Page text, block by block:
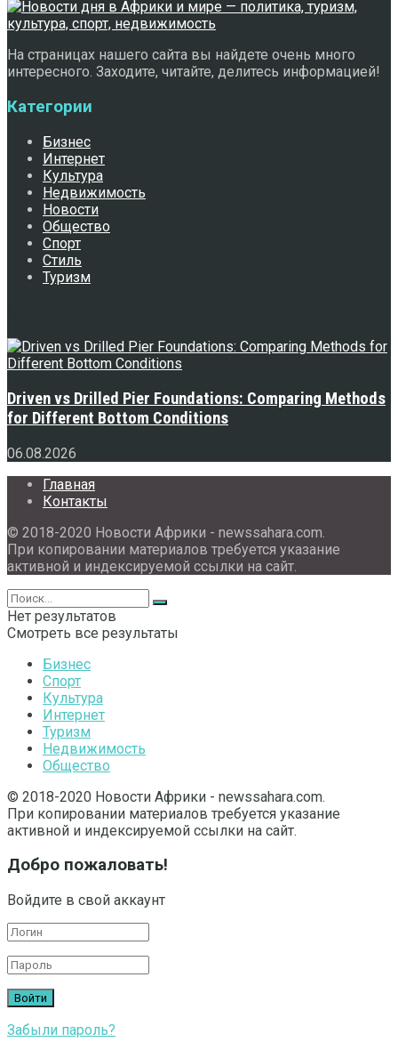
На страницах нашего сайта вы найдете очень много
интересного. Заходите, читайте, делитесь информацией!
Категории
Бизнес
Интернет
Культура
Недвижимость
Новости
Общество
Спорт
Стиль
Туризм
Driven vs Drilled Pier Foundations: Comparing Methods
for Different Bottom Conditions
06.08.2026
Главная
Контакты
© 2018-2020 Новости Африки - newssahara.com.
При копировании материалов требуется указание
активной и индексируемой ссылки на сайт.
Нет результатов
Смотреть все результаты
Бизнес
Спорт
Культура
Интернет
Туризм
Недвижимость
Общество
© 2018-2020 Новости Африки - newssahara.com.
При копировании материалов требуется указание
активной и индексируемой ссылки на сайт.
Добро пожаловать!
Войдите в свой аккаунт
Забыли пароль?